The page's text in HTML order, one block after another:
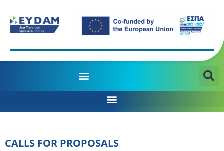
CALLS FOR PROPOSALS